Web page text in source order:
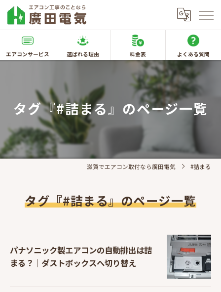
エアコンサービス 選ばれる理由 料金表 よくある質問
タグ『#詰まる』のページ一覧
滋賀でエアコン取付なら廣田電気 #詰まる
タグ『#詰まる』のページ一覧
パナソニック製エアコンの自動排出は詰
まる？｜ダストボックスへ切り替え